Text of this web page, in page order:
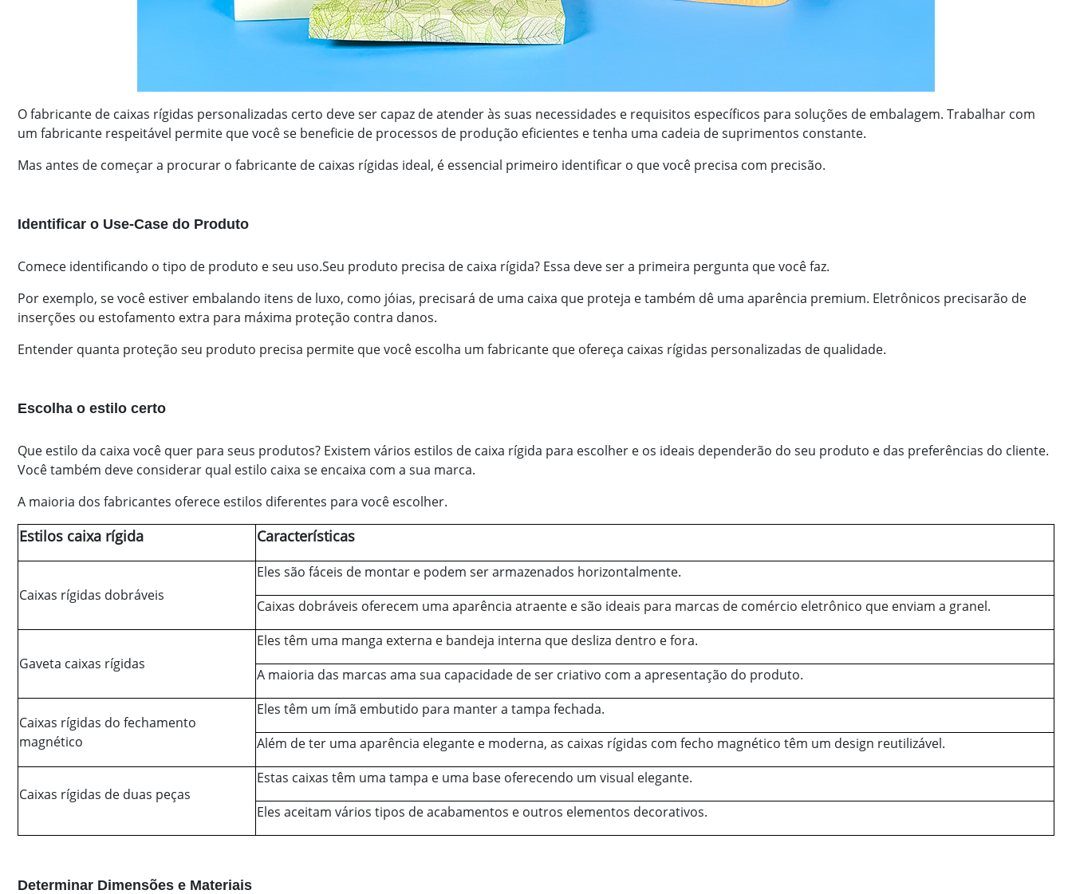
O fabricante de caixas rígidas personalizadas certo deve ser capaz de atender às suas necessidades e requisitos específicos para soluções de embalagem. Trabalhar com
um fabricante respeitável permite que você se beneficie de processos de produção eficientes e tenha uma cadeia de suprimentos constante.
Mas antes de começar a procurar o fabricante de caixas rígidas ideal, é essencial primeiro identificar o que você precisa com precisão.
Identificar o Use‑Case do Produto
Comece identificando o tipo de produto e seu uso.Seu produto precisa de caixa rígida? Essa deve ser a primeira pergunta que você faz.
Por exemplo, se você estiver embalando itens de luxo, como jóias, precisará de uma caixa que proteja e também dê uma aparência premium. Eletrônicos precisarão de
inserções ou estofamento extra para máxima proteção contra danos.
Entender quanta proteção seu produto precisa permite que você escolha um fabricante que ofereça caixas rígidas personalizadas de qualidade.
Escolha o estilo certo
Que estilo da caixa você quer para seus produtos? Existem vários estilos de caixa rígida para escolher e os ideais dependerão do seu produto e das preferências do cliente.
Você também deve considerar qual estilo caixa se encaixa com a sua marca.
A maioria dos fabricantes oferece estilos diferentes para você escolher.
Estilos caixa rígida Características
Caixas rígidas dobráveis
Eles são fáceis de montar e podem ser armazenados horizontalmente.
Caixas dobráveis oferecem uma aparência atraente e são ideais para marcas de comércio eletrônico que enviam a granel.
Gaveta caixas rígidas
Eles têm uma manga externa e bandeja interna que desliza dentro e fora.
A maioria das marcas ama sua capacidade de ser criativo com a apresentação do produto.
Caixas rígidas do fechamento
magnético
Eles têm um ímã embutido para manter a tampa fechada.
Além de ter uma aparência elegante e moderna, as caixas rígidas com fecho magnético têm um design reutilizável.
Caixas rígidas de duas peças
Estas caixas têm uma tampa e uma base oferecendo um visual elegante.
Eles aceitam vários tipos de acabamentos e outros elementos decorativos.
Determinar Dimensões e Materiais